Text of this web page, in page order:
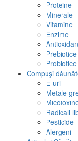
Proteine
Minerale
Vitamine
Enzime
Prebiotice
Probiotice
Compuşi
E-uri
Metale
Radicali
Pesticide
Alergeni